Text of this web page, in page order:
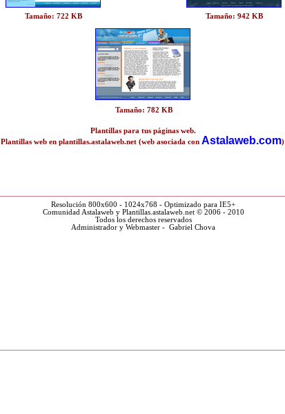
Tamaño: 722 KB Tamaño: 942 KB
Tamaño: 782 KB
Plantillas para tus páginas web.
Plantillas web en plantillas.astalaweb.net (web asociada con Astalaweb.com)
Resolución 800x600 - 1024x768 - Optimizado para IE5+
Comunidad Astalaweb y Plantillas.astalaweb.net © 2006 - 2010
Todos los derechos reservados
Administrador y Webmaster - Gabriel Chova